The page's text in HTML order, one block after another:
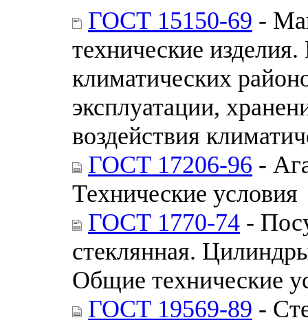
ГОСТ 15150-69 -
технические
климатических
эксплуатации,
воздействия
ГОСТ 17206-96 -
Технические условия
ГОСТ 1770-74 -
стеклянная.
Общие технические
ГОСТ 19569-89 -